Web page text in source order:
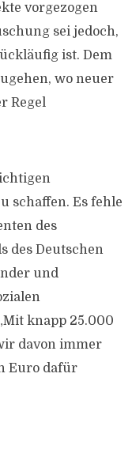
vorgezogen
sei jedoch,
ist. Dem
wo neuer
Regel
schaffen. Es fehle
des
des Deutschen
und
knapp 25.000
davon immer
Euro dafür